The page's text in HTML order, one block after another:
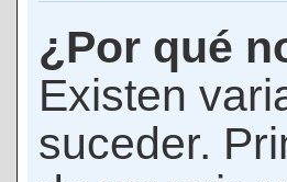
¿Por qué
Existen
suceder.